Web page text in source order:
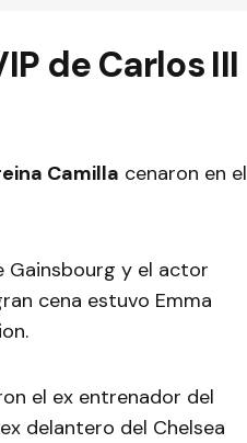
de Carlos III
Camilla cenaron en el
Gainsbourg y el actor
cena estuvo Emma
el ex entrenador del
delantero del Chelsea